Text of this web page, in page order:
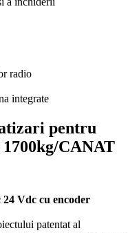
radio
integrate
pentru
CANAT
Vdc cu encoder
patentat al